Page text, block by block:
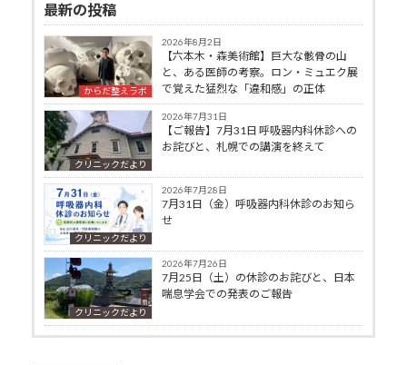
最新の投稿
からだ整えラボ
2026年8月2日
【六本木・森美術館】巨大な骸骨の山
と、ある医師の考察。ロン・ミュエク展
で覚えた猛烈な「違和感」の正体
クリニックだより
2026年7月31日
【ご報告】7月31日 呼吸器内科休診への
お詫びと、札幌での講演を終えて
クリニックだより
2026年7月28日
7月31日（金）呼吸器内科休診のお知ら
せ
クリニックだより
2026年7月26日
7月25日（土）の休診のお詫びと、日本
喘息学会での発表のご報告